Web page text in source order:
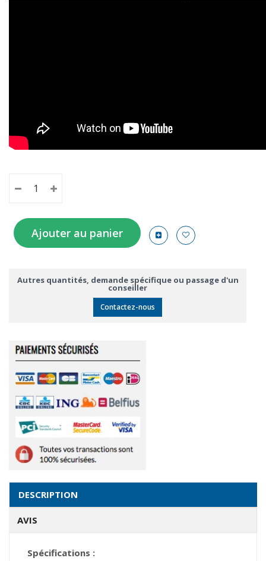
Ajouter au panier
Autres quantités, demande spécifique ou passage d'un
conseiller
Contactez-nous
DESCRIPTION
AVIS
Spécifications :